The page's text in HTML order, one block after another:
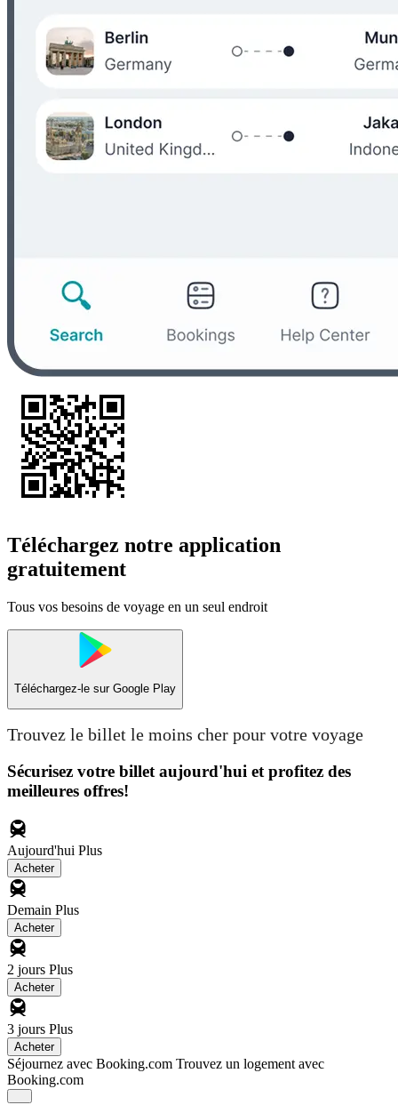
Téléchargez notre application
gratuitement
Tous vos besoins de voyage en un seul endroit
Téléchargez-le sur Google Play
Trouvez le billet le moins cher pour votre voyage
Sécurisez votre billet aujourd'hui et profitez des
meilleures offres!
Aujourd'hui Plus
Acheter
Demain Plus
Acheter
2 jours Plus
Acheter
3 jours Plus
Acheter
Séjournez avec Booking.com Trouvez un logement avec
Booking.com